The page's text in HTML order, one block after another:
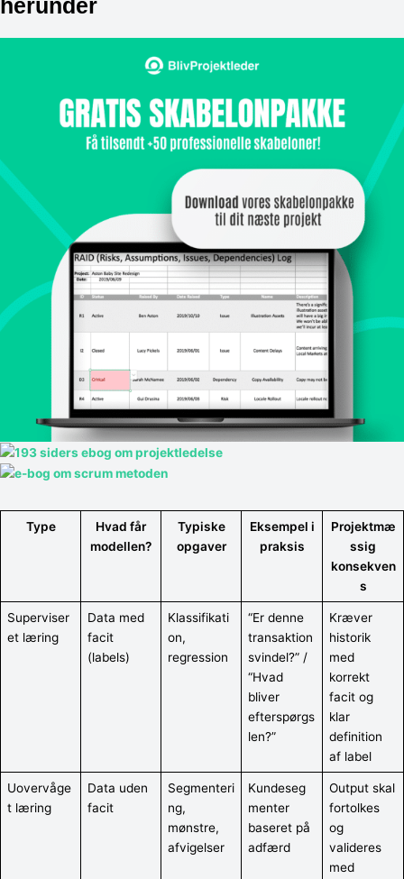
herunder
Type
Hvad får
modellen?
Typiske
opgaver
Eksempel i
praksis
Projektmæ
ssig
konsekven
s
Superviser
et læring
Data med
facit
(labels)
Klassifikati
on,
regression
“Er denne
transaktion
svindel?” /
“Hvad
bliver
efterspørgs
len?”
Kræver
historik
med
korrekt
facit og
klar
definition
af label
Uovervåge
t læring
Data uden
facit
Segmenteri
ng,
mønstre,
afvigelser
Kundeseg
menter
baseret på
adfærd
Output skal
fortolkes
og
valideres
med